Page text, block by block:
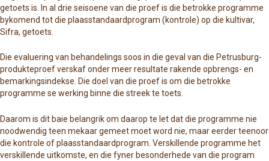
getoets is. In al drie seisoene van die proef is die betrokke programme
bykomend tot die plaasstandaardprogram (kontrole) op die kultivar,
Sifra, getoets.
Die evaluering van behandelings soos in die geval van die Petrusburg-
produkteproef verskaf onder meer resultate rakende opbrengs- en
bemarkingsindekse. Die doel van die proef is om die betrokke
programme se werking binne die streek te toets.
Daarom is dit baie belangrik om daarop te let dat die programme nie
noodwendig teen mekaar gemeet moet word nie, maar eerder teenoor
die kontrole of plaasstandaardprogram. Verskillende programme het
verskillende uitkomste, en die fyner besonderhede van die program